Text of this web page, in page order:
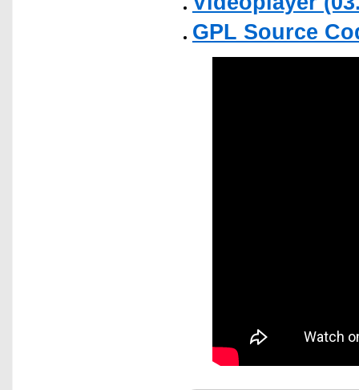
GPL Source